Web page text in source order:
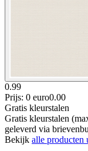
0.99
Prijs: 0 euro0.00
Gratis kleurstalen
Gratis kleurstalen
geleverd via
Bekijk alle producten